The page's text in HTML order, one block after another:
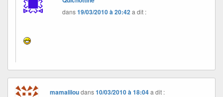
dans19/03/2010 à 20:42a dit :
mamaliloudans10/03/2010 à 18:04 a dit :